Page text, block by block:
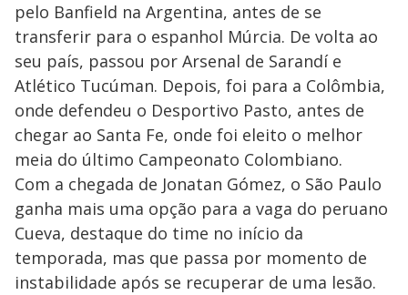
pelo Banfield na Argentina, antes de se
transferir para o espanhol Múrcia. De volta ao
seu país, passou por Arsenal de Sarandí e
Atlético Tucúman. Depois, foi para a Colômbia,
onde defendeu o Desportivo Pasto, antes de
chegar ao Santa Fe, onde foi eleito o melhor
meia do último Campeonato Colombiano.
Com a chegada de Jonatan Gómez, o São Paulo
ganha mais uma opção para a vaga do peruano
Cueva, destaque do time no início da
temporada, mas que passa por momento de
instabilidade após se recuperar de uma lesão.